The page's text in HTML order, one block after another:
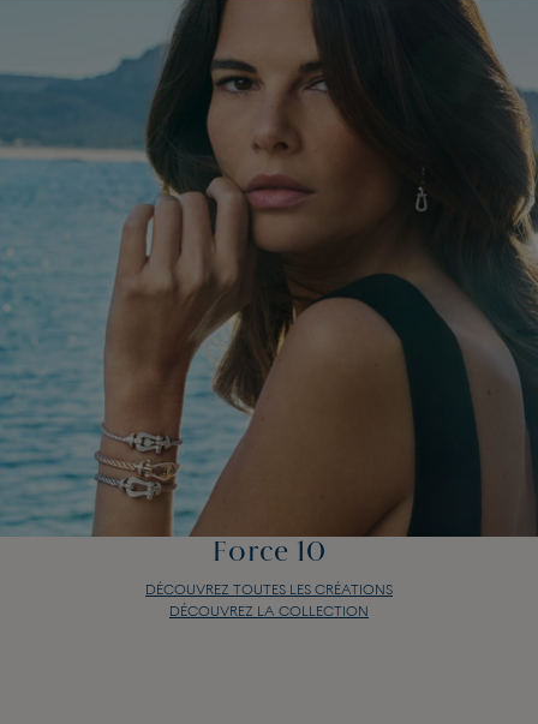
Force 10
DÉCOUVREZ TOUTES LES CRÉATIONS
DÉCOUVREZ LA COLLECTION